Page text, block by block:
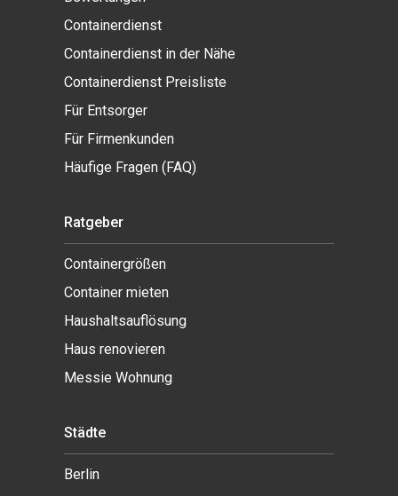
Containerdienst
Containerdienst in der Nähe
Containerdienst Preisliste
Für Entsorger
Für Firmenkunden
Häufige Fragen (FAQ)
Ratgeber
Containergrößen
Container mieten
Haushaltsauflösung
Haus renovieren
Messie Wohnung
Städte
Berlin